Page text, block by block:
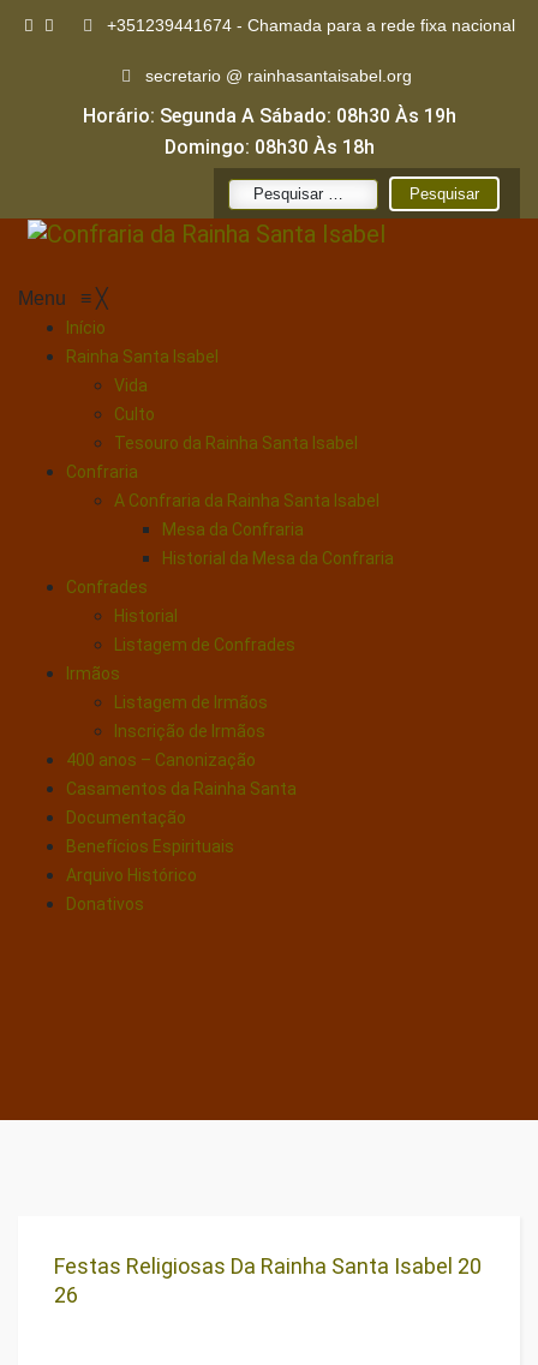
+351239441674 - Chamada para a rede fixa nacional
secretario @ rainhasantaisabel.org
Horário: Segunda A Sábado: 08h30 Às 19h
Domingo: 08h30 Às 18h
Pesquisar
Menu ≡ ╳
Início
Rainha Santa Isabel
Vida
Culto
Tesouro da Rainha Santa Isabel
Confraria
A Confraria da Rainha Santa Isabel
Mesa da Confraria
Historial da Mesa da Confraria
Confrades
Historial
Listagem de Confrades
Irmãos
Listagem de Irmãos
Inscrição de Irmãos
400 anos – Canonização
Casamentos da Rainha Santa
Documentação
Benefícios Espirituais
Arquivo Histórico
Donativos
Festas Religiosas Da Rainha Santa Isabel 20
26